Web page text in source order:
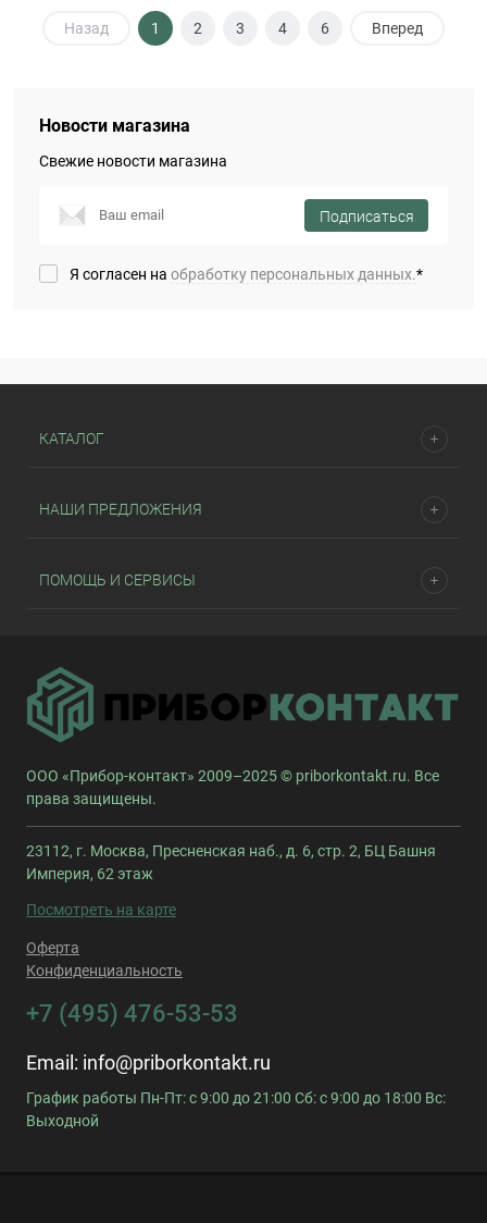
Назад 1 2 3 4 6 Вперед
Новости магазина
Свежие новости магазина
Подписаться
Я согласен на обработку персональных данных.*
КАТАЛОГ
НАШИ ПРЕДЛОЖЕНИЯ
ПОМОЩЬ И СЕРВИСЫ
ООО «Прибор-контакт» 2009–2025 © priborkontakt.ru. Все
права защищены.
23112, г. Москва, Пресненская наб., д. 6, стр. 2, БЦ Башня
Империя, 62 этаж
Посмотреть на карте
Оферта
Конфиденциальность
+7 (495) 476-53-53
Email: info@priborkontakt.ru
График работы Пн-Пт: с 9:00 до 21:00 Сб: с 9:00 до 18:00 Вс:
Выходной